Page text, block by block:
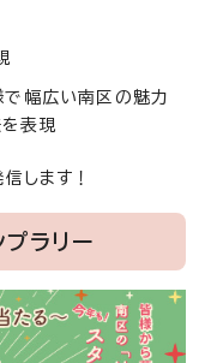
で幅広い南区の魅力
表現
します！
ラリー